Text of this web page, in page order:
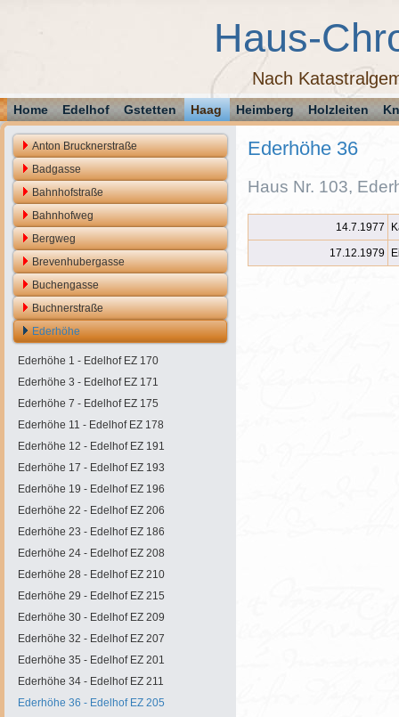
Haus-
Nach
Home Edelhof Gstetten Haag Heimberg Holzleiten
Anton Brucknerstraße
Badgasse
Bahnhofstraße
Bahnhofweg
Bergweg
Brevenhubergasse
Buchengasse
Buchnerstraße
Ederhöhe
Ederhöhe 1 - Edelhof EZ 170
Ederhöhe 3 - Edelhof EZ 171
Ederhöhe 7 - Edelhof EZ 175
Ederhöhe 11 - Edelhof EZ 178
Ederhöhe 12 - Edelhof EZ 191
Ederhöhe 17 - Edelhof EZ 193
Ederhöhe 19 - Edelhof EZ 196
Ederhöhe 22 - Edelhof EZ 206
Ederhöhe 23 - Edelhof EZ 186
Ederhöhe 24 - Edelhof EZ 208
Ederhöhe 28 - Edelhof EZ 210
Ederhöhe 29 - Edelhof EZ 215
Ederhöhe 30 - Edelhof EZ 209
Ederhöhe 32 - Edelhof EZ 207
Ederhöhe 35 - Edelhof EZ 201
Ederhöhe 34 - Edelhof EZ 211
Ederhöhe 36 - Edelhof EZ 205
Ederhöhe 36
Haus Nr. 103,
14.7.1977
17.12.1979